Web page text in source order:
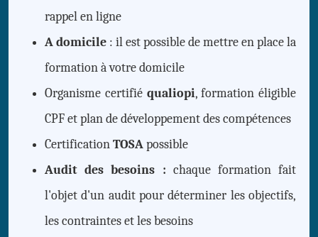
rappel en ligne
A domicile: il est possible de mettre en place la
formation à votre domicile
Organisme certifié qualiopi, formation éligible
CPF et plan de développement des compétences
CertificationTOSApossible
Audit des besoins : chaque formation fait
l'objet d'un audit pour déterminer les objectifs,
les contraintes et les besoins